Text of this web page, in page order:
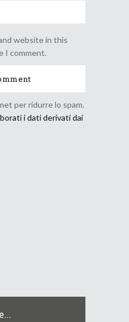
website in this
I comment.
per ridurre lo spam.
i dati derivati dai